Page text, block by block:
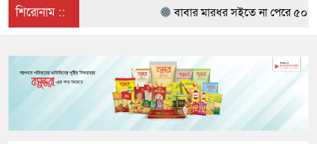
শিরোনাম :: বাবার মারধর সইতে না পেরে ৫০০